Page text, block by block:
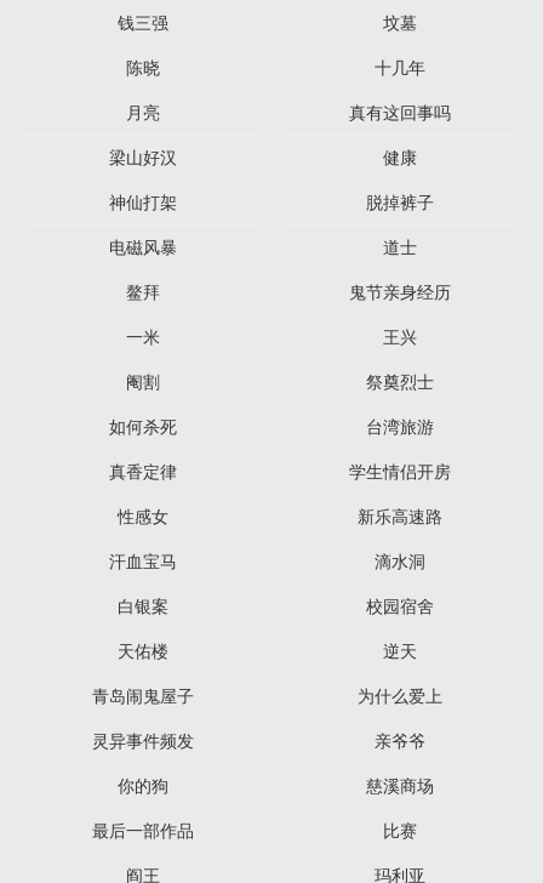
钱三强
坟墓
陈晓
十几年
月亮
真有这回事吗
梁山好汉
健康
神仙打架
脱掉裤子
电磁风暴
道士
鳌拜
鬼节亲身经历
一米
王兴
阉割
祭奠烈士
如何杀死
台湾旅游
真香定律
学生情侣开房
性感女
新乐高速路
汗血宝马
滴水洞
白银案
校园宿舍
天佑楼
逆天
青岛闹鬼屋子
为什么爱上
灵异事件频发
亲爷爷
你的狗
慈溪商场
最后一部作品
比赛
阎王
玛利亚